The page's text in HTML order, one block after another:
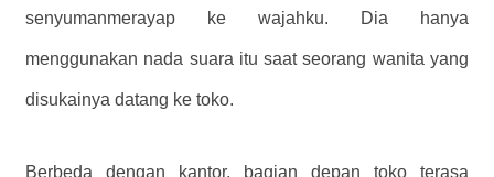
senyumanmerayap ke wajahku. Dia hanya
menggunakan nada suara itu saat seorang wanita yang
disukainya datang ke toko.
Berbeda dengan kantor, bagian depan toko terasa